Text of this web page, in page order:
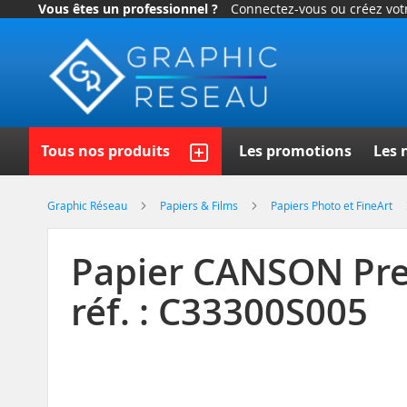
Vous êtes un professionnel ? Connectez-vous ou créez
Allez
contenu
Tous nos produits Les promotions Les
Graphic Réseau Papiers & Films Papiers Photo et FineArt
Papier CANSON
réf. : C33300S005